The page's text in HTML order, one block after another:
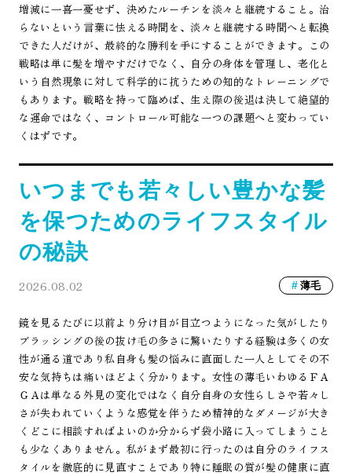
増減に一喜一憂せず、決めたルーチンを淡々と継続すること。治
らないという言葉に怯える時間を、淡々と継続する時間へと転換
できた人だけが、最終的な勝利を手にすることができます。この
戦略は単に髪を増やすだけでなく、自分の身体を管理し、老化と
いう自然現象に対して科学的に抗うための知的なトレーニングで
もあります。戦略を持って臨めば、生え際の後退は決して絶望的
な運命ではなく、コントロール可能な一つの課題へと変わってい
くはずです。
いつまでも若々しい豊かな髪
を保つためのライフスタイル
の秘訣
2026.08.02 薄毛
鏡を見るたびに以前より分け目が目立つようになった気がしたり
ブラッシングの後の抜け毛の多さに驚いたりする経験は多くの女
性が通る道であり私自身も髪の悩みに直面した一人としてその不
安な気持ちは痛いほどよく分かります。女性の薄毛いわゆるＦＡ
ＧＡは単なる外見の変化ではなく自分自身の女性らしさや若々し
さが失われていくような感覚を伴うため精神的なダメージが大き
くどこに相談すればよいのか分からず袋小路に入ってしまうこと
も少なくありません。私がまず最初に行ったのは自分のライフス
タイルを徹底的に見直すことであり特に睡眠の質が髪の健康に直